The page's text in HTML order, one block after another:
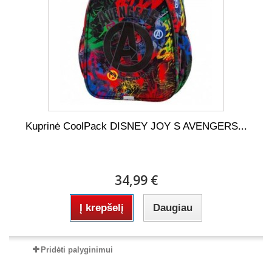
Kuprinė CoolPack DISNEY JOY S AVENGERS...
34,99 €
Į krepšelį Daugiau
Pridėti palyginimui